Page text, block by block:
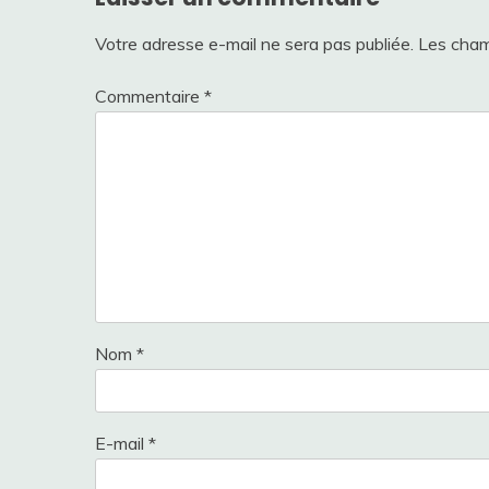
Votre adresse e-mail ne sera pas publiée. Les
Commentaire *
Nom *
E-mail *